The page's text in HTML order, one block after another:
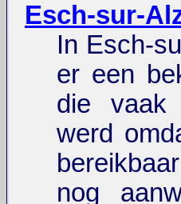
Esch-sur-
In Esch-
er een
die vaak
werd
nog